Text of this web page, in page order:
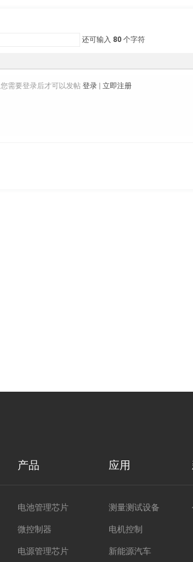
还可输入 80 个字符
您需要登录后才可以发帖 登录| 立即注册
产品
电池管理芯片
微控制器
电源管理芯片
应用
测量测试设备
电机控制
新能源汽车